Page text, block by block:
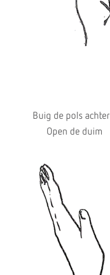
Buig de
Open de duim